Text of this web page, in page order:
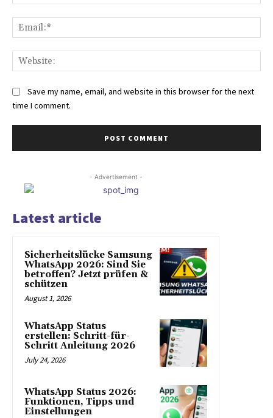
Save my name, email, and website in this browser for the next
time I comment.
- Advertisement -
Latest article
Sicherheitslücke Samsung
WhatsApp 2026: Sind Sie
betroffen? Jetzt prüfen &
schützen
August 1, 2026
WhatsApp Status
erstellen: Schritt-für-
Schritt Anleitung 2026
July 24, 2026
WhatsApp Status 2026:
Funktionen, Tipps und
Einstellungen